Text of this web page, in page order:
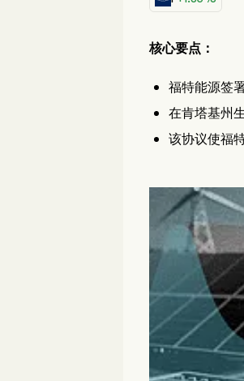
核心要点：
福特能源签
在肯塔基州
该协议使福